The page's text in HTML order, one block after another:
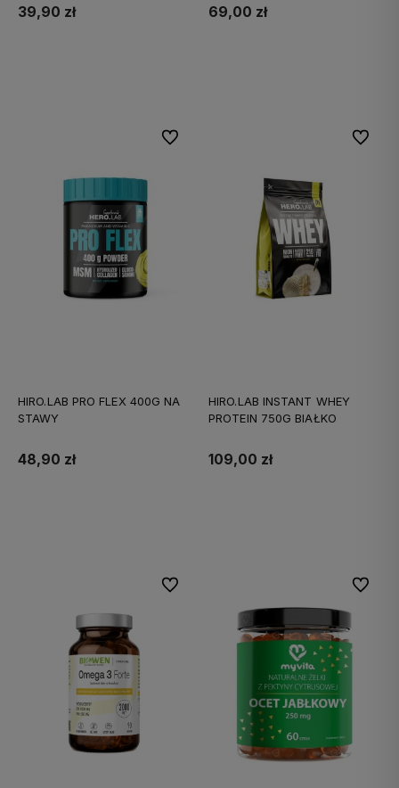
39,90 zł 69,00 zł
HIRO.LAB PRO FLEX 400G NA
STAWY
48,90 zł
Do ulubionych
HIRO.LAB INSTANT WHEY
PROTEIN 750G BIAŁKO
109,00 zł
Do
Do ulubionych Do